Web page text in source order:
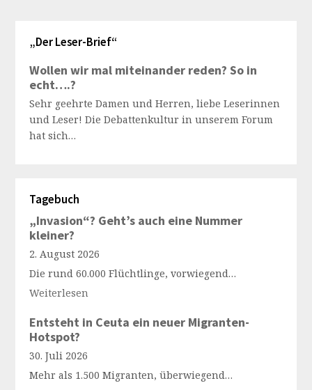
„Der Leser-Brief“
Wollen wir mal miteinander reden? So in
echt….?
Sehr geehrte Damen und Herren, liebe Leserinnen
und Leser! Die Debattenkultur in unserem Forum
hat sich…
Tagebuch
„Invasion“? Geht’s auch eine Nummer
kleiner?
2. August 2026
Die rund 60.000 Flüchtlinge, vorwiegend…
Weiterlesen
Entsteht in Ceuta ein neuer Migranten-
Hotspot?
30. Juli 2026
Mehr als 1.500 Migranten, überwiegend…